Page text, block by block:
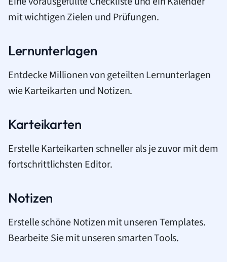
mit wichtigen Zielen und Prüfungen.
Lernunterlagen
Entdecke Millionen von geteilten Lernunterlagen
wie Karteikarten und Notizen.
Karteikarten
Erstelle Karteikarten schneller als je zuvor mit dem
fortschrittlichsten Editor.
Notizen
Erstelle schöne Notizen mit unseren Templates.
Bearbeite Sie mit unseren smarten Tools.